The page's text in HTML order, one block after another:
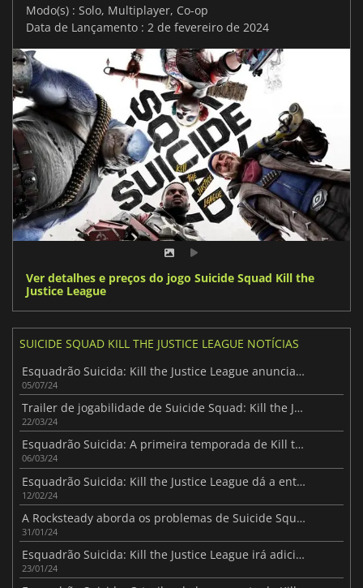
Modo(s) : Solo, Multiplayer, Co-op
Data de Lançamento : 2 de fevereiro de 2024
Ver detalhes e preços do jogo Suicide Squad Kill the
Justice League
SUICIDE SQUAD KILL THE JUSTICE LEAGUE NOTÍCIAS
Esquadrão Suicida: Kill the Justice League anuncia a sua segunda temporada
05/07/24
Trailer de jogabilidade de Suicide Squad: Kill the Justice League Season 1 revelado
22/03/24
Esquadrão Suicida: A primeira temporada de Kill the Justice League está a trazer o Joker
06/03/24
Esquadrão Suicida: Kill the Justice League dá a entender o regresso de Batman
12/02/24
A Rocksteady aborda os problemas de Suicide Squad no acesso antecipado
31/01/24
Esquadrão Suicida: Kill the Justice League irá adicionar o Joker após o lançamento
23/01/24